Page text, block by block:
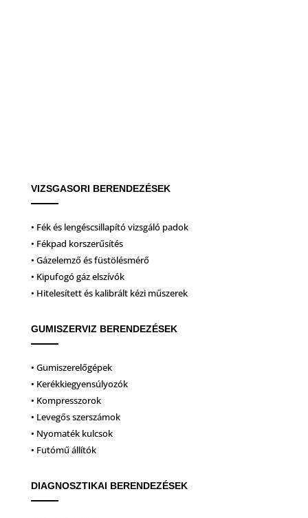
VIZSGASORI BERENDEZÉSEK
• Fék és lengéscsillapító vizsgáló padok
• Fékpad korszerűsítés
• Gázelemző és füstölésmérő
• Kipufogó gáz elszívók
• Hitelesített és kalibrált kézi műszerek
GUMISZERVIZ BERENDEZÉSEK
• Gumiszerelőgépek
• Kerékkiegyensúlyozók
• Kompresszorok
• Levegős szerszámok
• Nyomaték kulcsok
• Futómű állítók
DIAGNOSZTIKAI BERENDEZÉSEK